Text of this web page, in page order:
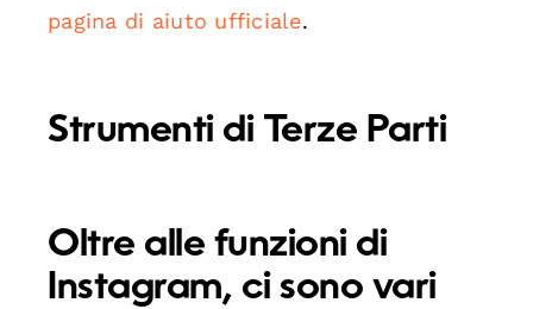
pagina di aiuto ufficiale.
Strumenti di Terze Parti
Oltre alle funzioni di
Instagram, ci sono vari